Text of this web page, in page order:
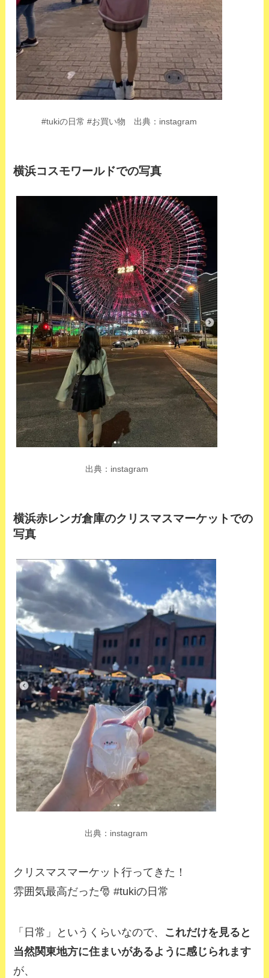
#tukiの日常 #お買い物 出典：instagram
横浜コスモワールドでの写真
出典：instagram
横浜赤レンガ倉庫のクリスマスマーケットでの
写真
出典：instagram
クリスマスマーケット行ってきた！
雰囲気最高だった🎅 #tukiの日常
「日常」というくらいなので、 これだけを見ると
当然関東地方に住まいがあるように感じられます
が、